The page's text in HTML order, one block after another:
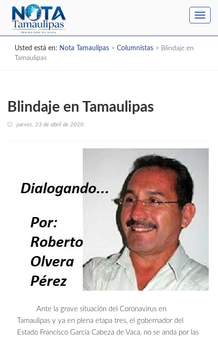
Usted está en: Nota Tamaulipas > Columnistas > Blindaje en
Tamaulipas
Blindaje en Tamaulipas
jueves, 23 de abril de 2020
Ante la grave situación del Coronavirus en
Tamaulipas y ya en plena etapa tres, el gobernador del
Estado Francisco García Cabeza de Vaca, no se anda por las